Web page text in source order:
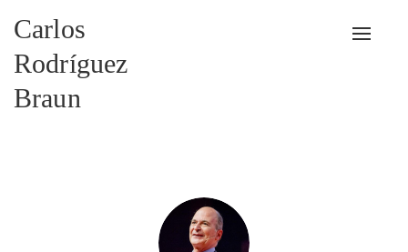
Carlos
Rodríguez
Braun